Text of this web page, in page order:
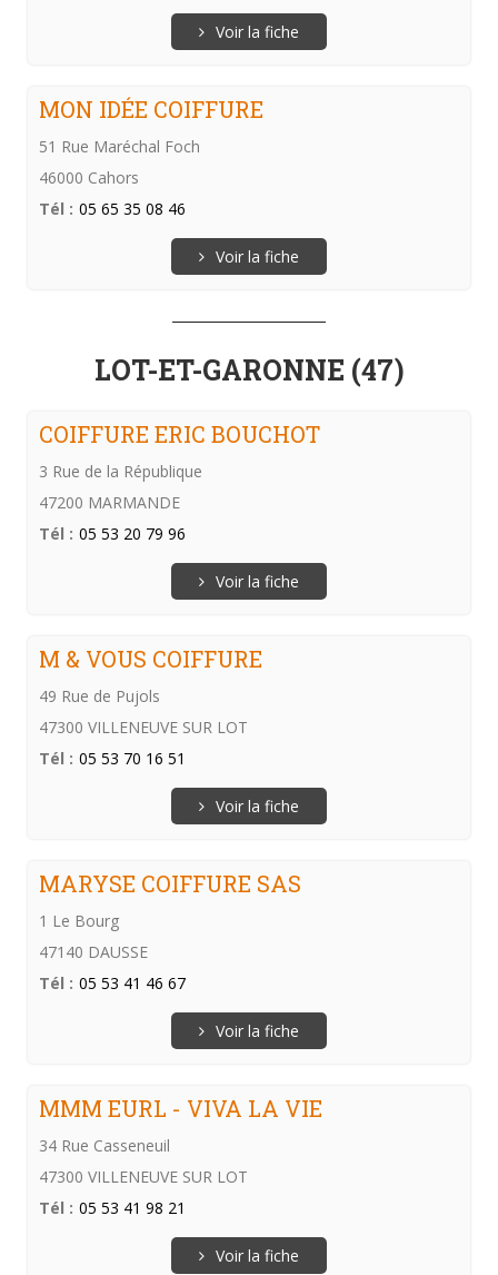
Voir la fiche
MON IDÉE COIFFURE
51 Rue Maréchal Foch
46000 Cahors
Tél : 05 65 35 08 46
Voir la fiche
LOT-ET-GARONNE (47)
COIFFURE ERIC BOUCHOT
3 Rue de la République
47200 MARMANDE
Tél : 05 53 20 79 96
Voir la fiche
M & VOUS COIFFURE
49 Rue de Pujols
47300 VILLENEUVE SUR LOT
Tél : 05 53 70 16 51
Voir la fiche
MARYSE COIFFURE SAS
1 Le Bourg
47140 DAUSSE
Tél : 05 53 41 46 67
Voir la fiche
MMM EURL - VIVA LA VIE
34 Rue Casseneuil
47300 VILLENEUVE SUR LOT
Tél : 05 53 41 98 21
Voir la fiche